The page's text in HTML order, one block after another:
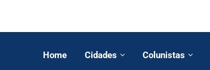
Home Cidades Colunistas